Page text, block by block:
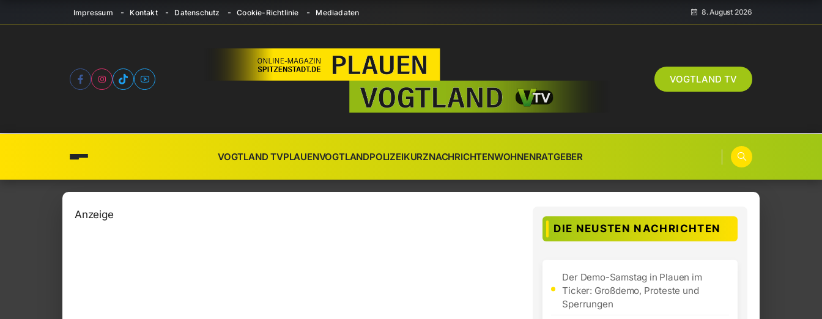
Impressum Kontakt Datenschutz Cookie-Richtlinie Mediadaten 8. August 2026
VOGTLAND TV
VOGTLAND TVPLAUENVOGTLANDPOLIZEIKURZNACHRICHTENWOHNENRATGEBER
Anzeige
DIE NEUSTEN NACHRICHTEN
Der Demo-Samstag in Plauen im
Ticker: Großdemo, Proteste und
Sperrungen